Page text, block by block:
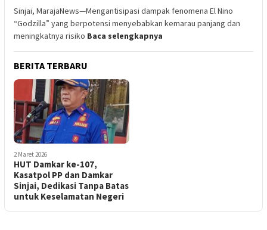
Sinjai, MarajaNews—Mengantisipasi dampak fenomena El Nino
“Godzilla” yang berpotensi menyebabkan kemarau panjang dan
meningkatnya risiko Baca selengkapnya
BERITA TERBARU
2 Maret 2026
HUT Damkar ke-107,
Kasatpol PP dan Damkar
Sinjai, Dedikasi Tanpa Batas
untuk Keselamatan Negeri